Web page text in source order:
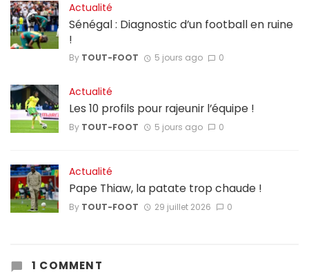
Actualité
Sénégal : Diagnostic d’un football en ruine
!
By TOUT-FOOT 5 jours ago 0
Actualité
Les 10 profils pour rajeunir l’équipe !
By TOUT-FOOT 5 jours ago 0
Actualité
Pape Thiaw, la patate trop chaude !
By TOUT-FOOT 29 juillet 2026 0
1 COMMENT